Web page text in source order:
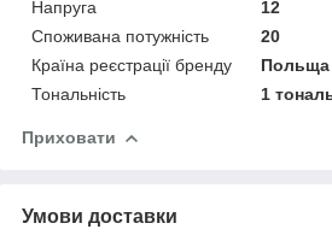
Напруга
12
Споживана потужність
20
Країна реєстрації бренду
Польща
Тональність
1
Приховати
Умови доставки